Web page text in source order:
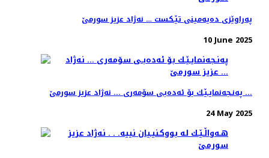
په‌راوێزی ده‌یه‌مینی تێـكست‌ … نه‌ژاد عزیز سورمێ
10 June 2025
په‌نـجه‌نمایـێـك بۆ ئه‌ده‌بـی سۆمه‌ری ... نه‌ژاد عزیز سورمێ ...
24 May 2025